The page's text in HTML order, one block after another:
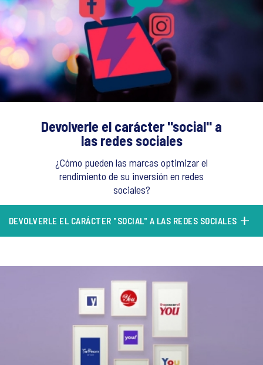
Devolverle el carácter "social" a
las redes sociales
¿Cómo pueden las marcas optimizar el
rendimiento de su inversión en redes
sociales?
DEVOLVERLE EL CARÁCTER "SOCIAL" A LAS REDES SOCIALES